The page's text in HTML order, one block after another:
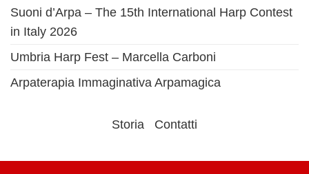
Suoni d’Arpa – The 15th International Harp Contest
in Italy 2026
Umbria Harp Fest – Marcella Carboni
Arpaterapia Immaginativa Arpamagica
Storia Contatti